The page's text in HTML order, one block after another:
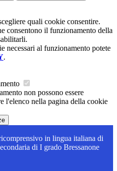
quali cookie consentire.
consentono il funzionamento della
necessari al funzionamento potete
.
non possono essere
l'elenco nella pagina della cookie
in lingua italiana di
di I grado Bressanone